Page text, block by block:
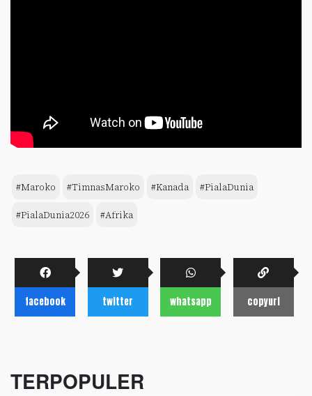
#Maroko #TimnasMaroko #Kanada #PialaDunia
#PialaDunia2026 #Afrika
facebook twitter whatsapp copyurl
TERPOPULER